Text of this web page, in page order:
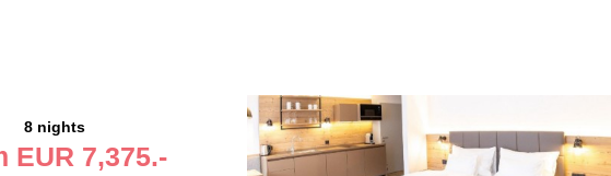
8 nights
EUR 7,375.-